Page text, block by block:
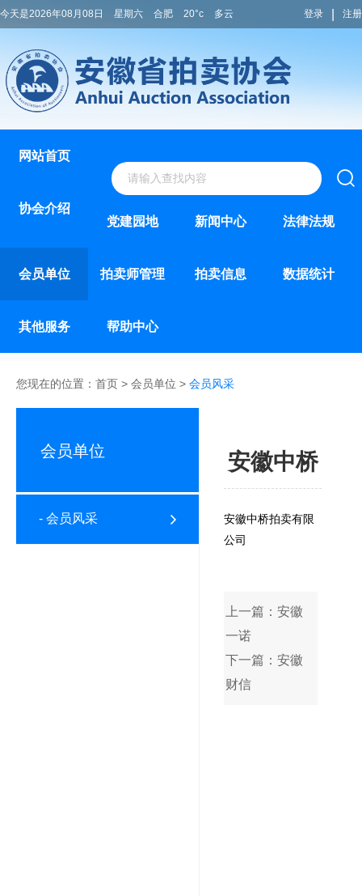
今天是2026年08月08日 星期六 合肥 20°c 多云 登录 注册
网站首页
协会介绍
党建园地
新闻中心 法律法规
会员单位 拍卖师管理 拍卖信息 数据统计
其他服务 帮助中心
您现在的位置： 首页 > 会员单位 > 会员风采
会员单位
- 会员风采
安徽中桥
安徽中桥拍卖有限
公司
上一篇：安徽
一诺
下一篇：安徽
财信